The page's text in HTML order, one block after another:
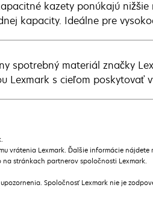
kazety ponúkajú
kapacity. Ideálne pre
spotrebný materiál značky
Lexmark s cieľom poskytovať
vrátenia Lexmark. Ďalšie informácie
stránkach partnerov spoločnosti Lexmark.
Spoločnosť Lexmark nie je